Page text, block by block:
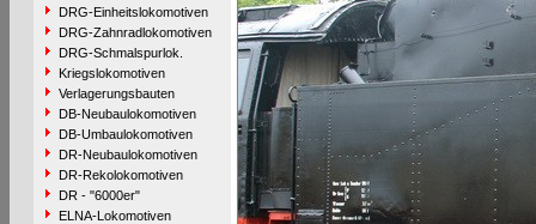
DRG-Einheitslokomotiven
DRG-Zahnradlokomotiven
DRG-Schmalspurlok.
Kriegslokomotiven
Verlagerungsbauten
DB-Neubaulokomotiven
DB-Umbaulokomotiven
DR-Neubaulokomotiven
DR-Rekolokomotiven
DR - "6000er"
ELNA-Lokomotiven